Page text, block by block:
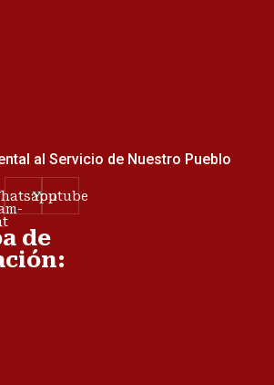
al Servicio de Nuestro Pueblo
Youtube
de